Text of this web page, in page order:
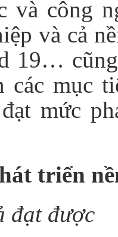
và công
và cả
19…
các mục
mức
triển
đạt được